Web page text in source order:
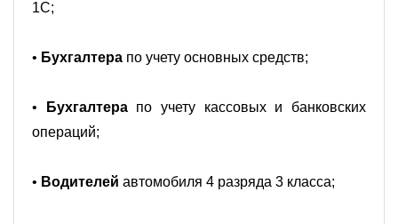
1С;
• Бухгалтера по учету основных средств;
• Бухгалтера по учету кассовых и банковских
операций;
• Водителей автомобиля 4 разряда 3 класса;